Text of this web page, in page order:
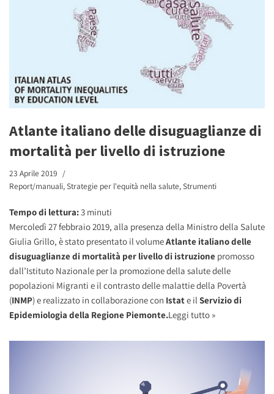
Atlante italiano delle disuguaglianze di
mortalità per livello di istruzione
23 Aprile 2019
Report/manuali,Strategie per l'equità nella salute,Strumenti
Tempo di lettura:3 minuti
Mercoledì 27 febbraio 2019, alla presenza della Ministro della Salute
Giulia Grillo, è stato presentato il volumeAtlante italiano delle
disuguaglianze di mortalità per livello di istruzione promosso
dall’Istituto Nazionale per la promozione della salute delle
popolazioni Migranti e il contrasto delle malattie della Povertà
(INMP) e realizzato in collaborazione con Istate il Servizio di
Epidemiologia della Regione Piemonte.Leggi tutto »